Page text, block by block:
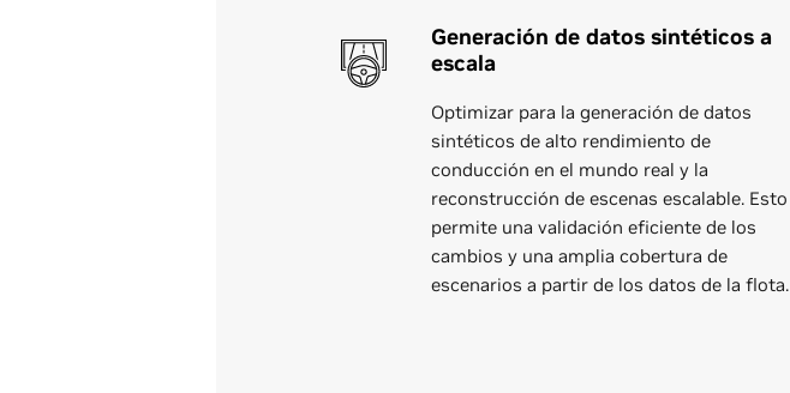
Generación de datos sintéticos a
escala
Optimizar para la generación de datos
sintéticos de alto rendimiento de
conducción en el mundo real y la
reconstrucción de escenas escalable. Esto
permite una validación eficiente de los
cambios y una amplia cobertura de
escenarios a partir de los datos de la flota.